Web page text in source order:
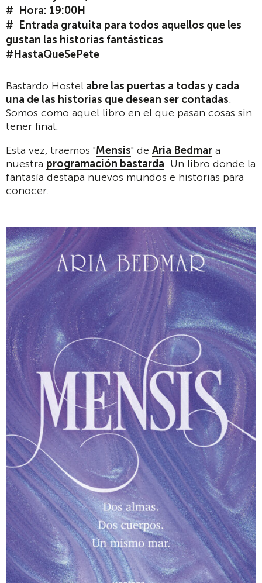
Hora: 19:00H
Entrada gratuita para todos aquellos que les
gustan las historias fantásticas
#HastaQueSePete
Bastardo Hostel abre las puertas a todas y cada
una de las historias que desean ser contadas.
Somos como aquel libro en el que pasan cosas sin
tener final.
Esta vez, traemos "Mensis" de Aria Bedmar a
nuestra programación bastarda. Un libro donde la
fantasía destapa nuevos mundos e historias para
conocer.